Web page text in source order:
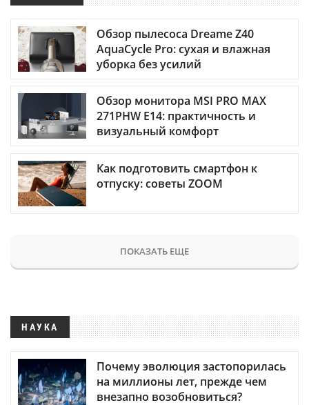
Обзор пылесоса Dreame Z40
AquaCycle Pro: сухая и влажная
уборка без усилий
Обзор монитора MSI PRO MAX
271PHW E14: практичность и
визуальный комфорт
Как подготовить смартфон к
отпуску: советы ZOOM
ПОКАЗАТЬ ЕЩЕ
НАУКА
Почему эволюция застопорилась
на миллионы лет, прежде чем
внезапно возобновиться?